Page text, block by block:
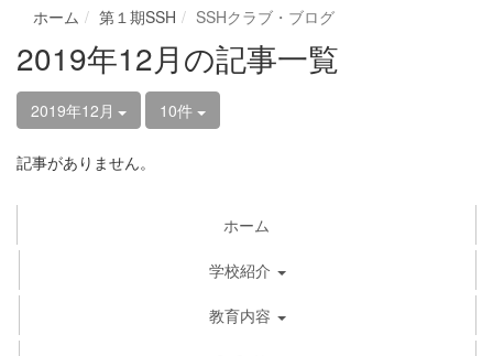
ホーム 第１期SSH SSHクラブ・ブログ
2019年12月の記事一覧
2019年12月 10件
記事がありません。
ホーム
学校紹介
教育内容